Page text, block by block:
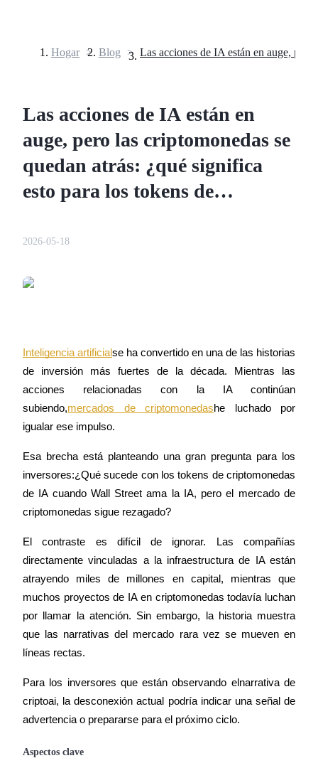
Futuros que utilizan USDT como garantía
Futuros COIN-M
Futuros de criptomonedas
TradFi
Derivados de acciones, divisas, metales preciosos y materias
primas
Futuros del USDC
Hogar > Blog >
Las acciones de IA están en
auge, pero las criptomonedas se
quedan atrás: ¿qué significa
esto para los tokens de
2026-05-18
Inteligencia artificialse ha convertido en una de las historias
de inversión más fuertes de la década. Mientras las
acciones relacionadas con la IA continúan
subiendo,mercados de criptomonedashe luchado por
igualar ese impulso.
Esa brecha está planteando una gran pregunta para los
inversores:¿Qué sucede con los tokens de criptomonedas
de IA cuando Wall Street ama la IA, pero el mercado de
criptomonedas sigue rezagado?
El contraste es difícil de ignorar. Las compañías
directamente vinculadas a la infraestructura de IA están
atrayendo miles de millones en capital, mientras que
muchos proyectos de IA en criptomonedas todavía luchan
por llamar la atención. Sin embargo, la historia muestra
que las narrativas del mercado rara vez se mueven en
líneas rectas.
Para los inversores que están observando elnarrativa de
criptoai, la desconexión actual podría indicar una señal de
advertencia o prepararse para el próximo ciclo.
Aspectos clave